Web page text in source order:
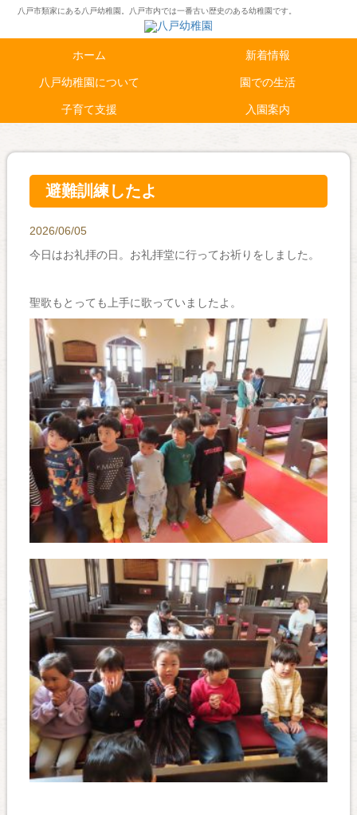
八戸市類家にある八戸幼稚園。八戸市内では一番古い歴史のある幼稚園です。
ホーム 新着情報
八戸幼稚園について 園での生活
子育て支援 入園案内
避難訓練したよ
2026/06/05
今日はお礼拝の日。お礼拝堂に行ってお祈りをしました。
聖歌もとっても上手に歌っていましたよ。